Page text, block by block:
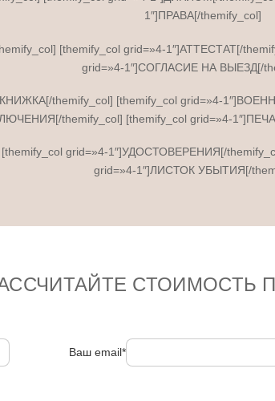
1″]ПРАВА[/themify_col]
[themify_col grid=»4-1″]АТТЕСТАТ[/
grid=»4-1″]СОГЛАСИЕ НА ВЫЕЗД[/
themify_col] [themify_col grid=»4-
themify_col] [themify_col grid=»4-
grid=»4-1″]УДОСТОВЕРЕНИЯ[/
grid=»4-1″]ЛИСТОК УБЫТИЯ[/
СТОИМОСТЬ
Ваш email*